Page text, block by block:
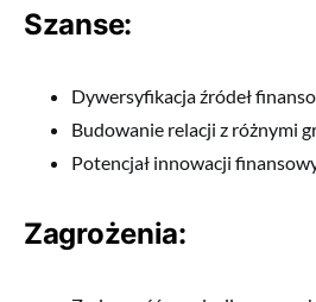
Szanse:
Dywersyfikacja źródeł
Budowanie relacji z różnymi
Potencjał innowacji
Zagrożenia: